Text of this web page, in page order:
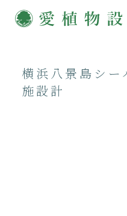
横浜八景島シー
施設計